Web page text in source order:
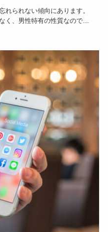
れられない傾向にあります。
く、男性特有の性質なので